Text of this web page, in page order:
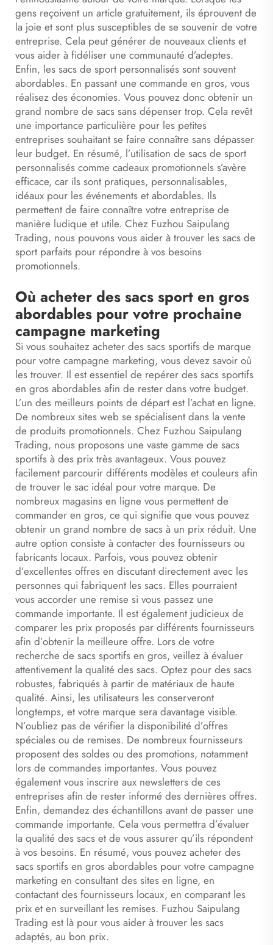
gens reçoivent un article gratuitement, ils éprouvent de
la joie et sont plus susceptibles de se souvenir de votre
entreprise. Cela peut générer de nouveaux clients et
vous aider à fidéliser une communauté d’adeptes.
Enfin, les sacs de sport personnalisés sont souvent
abordables. En passant une commande en gros, vous
réalisez des économies. Vous pouvez donc obtenir un
grand nombre de sacs sans dépenser trop. Cela revêt
une importance particulière pour les petites
entreprises souhaitant se faire connaître sans dépasser
leur budget. En résumé, l’utilisation de sacs de sport
personnalisés comme cadeaux promotionnels s’avère
efficace, car ils sont pratiques, personnalisables,
idéaux pour les événements et abordables. Ils
permettent de faire connaître votre entreprise de
manière ludique et utile. Chez Fuzhou Saipulang
Trading, nous pouvons vous aider à trouver les sacs de
sport parfaits pour répondre à vos besoins
promotionnels.
Où acheter des sacs sport en gros
abordables pour votre prochaine
campagne marketing
Si vous souhaitez acheter des sacs sportifs de marque
pour votre campagne marketing, vous devez savoir où
les trouver. Il est essentiel de repérer des sacs sportifs
en gros abordables afin de rester dans votre budget.
L’un des meilleurs points de départ est l’achat en ligne.
De nombreux sites web se spécialisent dans la vente
de produits promotionnels. Chez Fuzhou Saipulang
Trading, nous proposons une vaste gamme de sacs
sportifs à des prix très avantageux. Vous pouvez
facilement parcourir différents modèles et couleurs afin
de trouver le sac idéal pour votre marque. De
nombreux magasins en ligne vous permettent de
commander en gros, ce qui signifie que vous pouvez
obtenir un grand nombre de sacs à un prix réduit. Une
autre option consiste à contacter des fournisseurs ou
fabricants locaux. Parfois, vous pouvez obtenir
d’excellentes offres en discutant directement avec les
personnes qui fabriquent les sacs. Elles pourraient
vous accorder une remise si vous passez une
commande importante. Il est également judicieux de
comparer les prix proposés par différents fournisseurs
afin d’obtenir la meilleure offre. Lors de votre
recherche de sacs sportifs en gros, veillez à évaluer
attentivement la qualité des sacs. Optez pour des sacs
robustes, fabriqués à partir de matériaux de haute
qualité. Ainsi, les utilisateurs les conserveront
longtemps, et votre marque sera davantage visible.
N’oubliez pas de vérifier la disponibilité d’offres
spéciales ou de remises. De nombreux fournisseurs
proposent des soldes ou des promotions, notamment
lors de commandes importantes. Vous pouvez
également vous inscrire aux newsletters de ces
entreprises afin de rester informé des dernières offres.
Enfin, demandez des échantillons avant de passer une
commande importante. Cela vous permettra d’évaluer
la qualité des sacs et de vous assurer qu’ils répondent
à vos besoins. En résumé, vous pouvez acheter des
sacs sportifs en gros abordables pour votre campagne
marketing en consultant des sites en ligne, en
contactant des fournisseurs locaux, en comparant les
prix et en surveillant les remises. Fuzhou Saipulang
Trading est là pour vous aider à trouver les sacs
adaptés, au bon prix.